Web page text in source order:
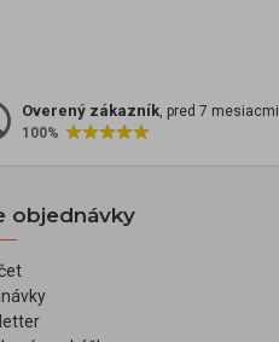
Overený zákazník, pred 7 mesiacmi
100%
objednávky